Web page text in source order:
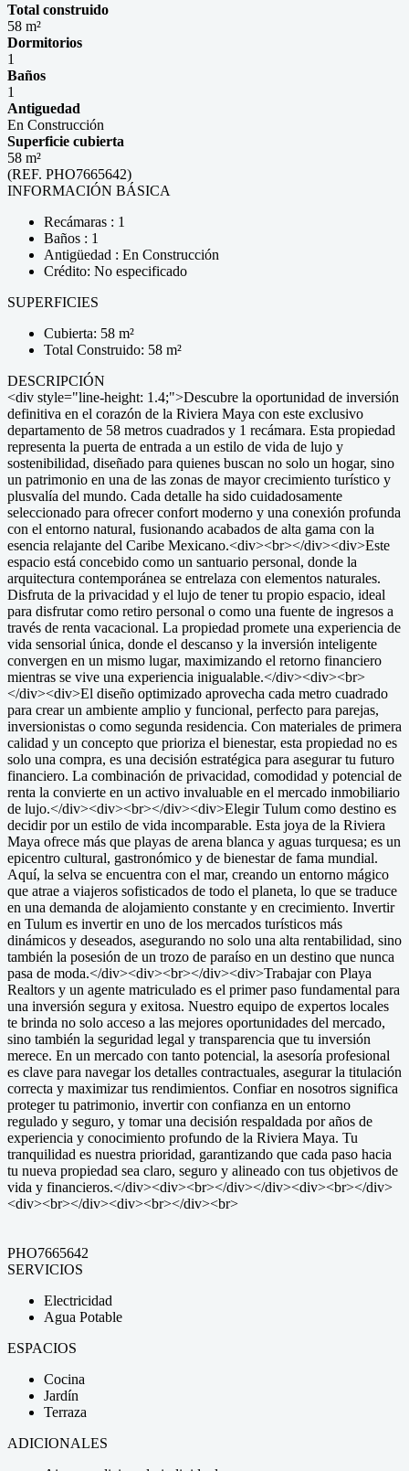
Total construido
58 m²
Dormitorios
1
Baños
1
Antiguedad
En Construcción
Superficie cubierta
58 m²
(REF. PHO7665642)
INFORMACIÓN BÁSICA
Recámaras : 1
Baños : 1
Antigüedad : En Construcción
Crédito: No especificado
SUPERFICIES
Cubierta: 58 m²
Total Construido: 58 m²
DESCRIPCIÓN
<div style="line-height: 1.4;">Descubre la oportunidad de inversión
definitiva en el corazón de la Riviera Maya con este exclusivo
departamento de 58 metros cuadrados y 1 recámara. Esta propiedad
representa la puerta de entrada a un estilo de vida de lujo y
sostenibilidad, diseñado para quienes buscan no solo un hogar, sino
un patrimonio en una de las zonas de mayor crecimiento turístico y
plusvalía del mundo. Cada detalle ha sido cuidadosamente
seleccionado para ofrecer confort moderno y una conexión profunda
con el entorno natural, fusionando acabados de alta gama con la
esencia relajante del Caribe Mexicano.<div><br></div><div>Este
espacio está concebido como un santuario personal, donde la
arquitectura contemporánea se entrelaza con elementos naturales.
Disfruta de la privacidad y el lujo de tener tu propio espacio, ideal
para disfrutar como retiro personal o como una fuente de ingresos a
través de renta vacacional. La propiedad promete una experiencia de
vida sensorial única, donde el descanso y la inversión inteligente
convergen en un mismo lugar, maximizando el retorno financiero
mientras se vive una experiencia inigualable.</div><div><br>
</div><div>El diseño optimizado aprovecha cada metro cuadrado
para crear un ambiente amplio y funcional, perfecto para parejas,
inversionistas o como segunda residencia. Con materiales de primera
calidad y un concepto que prioriza el bienestar, esta propiedad no es
solo una compra, es una decisión estratégica para asegurar tu futuro
financiero. La combinación de privacidad, comodidad y potencial de
renta la convierte en un activo invaluable en el mercado inmobiliario
de lujo.</div><div><br></div><div>Elegir Tulum como destino es
decidir por un estilo de vida incomparable. Esta joya de la Riviera
Maya ofrece más que playas de arena blanca y aguas turquesa; es un
epicentro cultural, gastronómico y de bienestar de fama mundial.
Aquí, la selva se encuentra con el mar, creando un entorno mágico
que atrae a viajeros sofisticados de todo el planeta, lo que se traduce
en una demanda de alojamiento constante y en crecimiento. Invertir
en Tulum es invertir en uno de los mercados turísticos más
dinámicos y deseados, asegurando no solo una alta rentabilidad, sino
también la posesión de un trozo de paraíso en un destino que nunca
pasa de moda.</div><div><br></div><div>Trabajar con Playa
Realtors y un agente matriculado es el primer paso fundamental para
una inversión segura y exitosa. Nuestro equipo de expertos locales
te brinda no solo acceso a las mejores oportunidades del mercado,
sino también la seguridad legal y transparencia que tu inversión
merece. En un mercado con tanto potencial, la asesoría profesional
es clave para navegar los detalles contractuales, asegurar la titulación
correcta y maximizar tus rendimientos. Confiar en nosotros significa
proteger tu patrimonio, invertir con confianza en un entorno
regulado y seguro, y tomar una decisión respaldada por años de
experiencia y conocimiento profundo de la Riviera Maya. Tu
tranquilidad es nuestra prioridad, garantizando que cada paso hacia
tu nueva propiedad sea claro, seguro y alineado con tus objetivos de
vida y financieros.</div><div><br></div></div><div><br></div>
<div><br></div><div><br></div><br>
PHO7665642
SERVICIOS
Electricidad
Agua Potable
ESPACIOS
Cocina
Jardín
Terraza
ADICIONALES